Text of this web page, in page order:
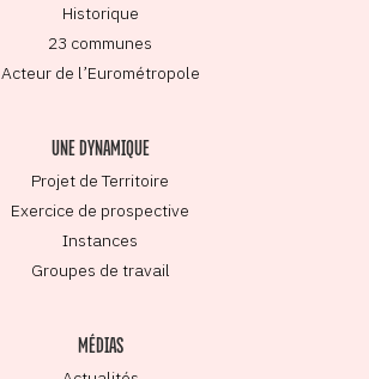
Historique
23 communes
Acteur de l’Eurométropole
UNE DYNAMIQUE
Projet de Territoire
Exercice de prospective
Instances
Groupes de travail
MÉDIAS